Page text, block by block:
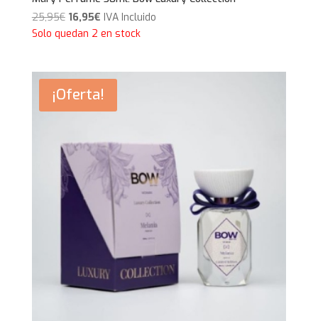
25,95€ El
precio
25,95€.
16,95€El
precio
16,95€.
IVA Incluido
Solo quedan 2 en stock
¡Oferta!